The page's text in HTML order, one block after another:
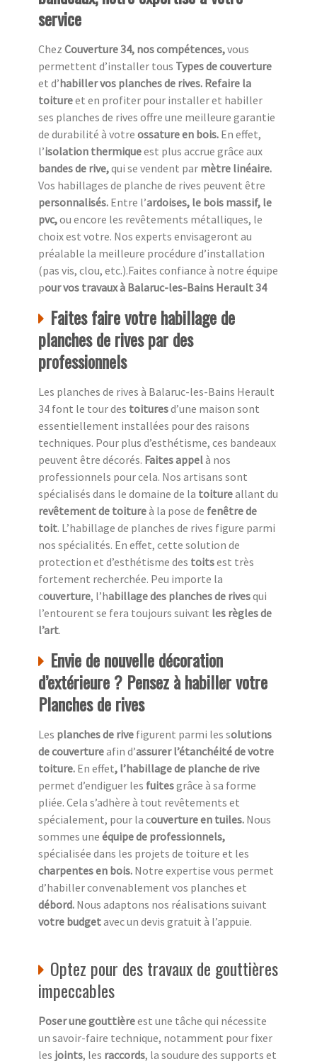
service
Chez Couverture 34, nos compétences,vous
permettent d’installer tous Types de couverture
et d’habiller vos planches de rives. Refaire la
toitureet en profiter pour installer et habiller
ses planches de rives offre une meilleure garantie
de durabilité à votre ossature en bois. En effet,
l’isolation thermiqueest plus accrue grâce aux
bandes de rive,qui se vendent par mètre linéaire.
Vos habillages de planche de rives peuvent être
personnalisés. Entre l’ardoises, le bois massif, le
pvc,ou encore les revêtements métalliques, le
choix est votre. Nos experts envisageront au
préalable la meilleure procédure d’installation
(pas vis, clou, etc.).Faites confiance à notre équipe
pour vos travaux à Balaruc-les-Bains Herault 34
Faites faire votre habillage de
planches de rives par des
professionnels
Les planches de rives à Balaruc-les-Bains Herault
34 font le tour des toituresd’une maison sont
essentiellement installées pour des raisons
techniques. Pour plus d’esthétisme, ces bandeaux
peuvent être décorés. Faites appelà nos
professionnels pour cela. Nos artisans sont
spécialisés dans le domaine de la toitureallant du
revêtement de toitureà la pose de fenêtre de
toit. L’habillage de planches de rives figure parmi
nos spécialités. En effet, cette solution de
protection et d’esthétisme des toitsest très
fortement recherchée. Peu importe la
couverture, l’habillage des planches de rivesqui
l’entourent se fera toujours suivant les règles de
l’art.
Envie de nouvelle décoration
d’extérieure ? Pensez à habiller votre
Planches de rives
Les planches de rive figurent parmi les solutions
de couvertureafin d’assurer l’étanchéité de votre
toiture. En effet, l’habillage de planche de rive
permet d’endiguer les fuitesgrâce à sa forme
pliée. Cela s’adhère à tout revêtements et
spécialement, pour la couverture en tuiles. Nous
sommes une équipe de professionnels,
spécialisée dans les projets de toiture et les
charpentes en bois. Notre expertise vous permet
d’habiller convenablement vos planches et
débord. Nous adaptons nos réalisations suivant
votre budgetavec un devis gratuit à l’appuie.
Optez pour des travaux de gouttières
impeccables
Poser une gouttièreest une tâche qui nécessite
un savoir-faire technique, notamment pour fixer
les joints, les raccords, la soudure des supports et